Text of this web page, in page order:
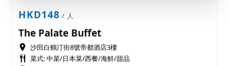
HKD148 / 人
The Palate Buffet
沙田白鶴汀街8號帝都酒店3樓
菜式: 中菜/日本菜/西餐/海鮮/甜品